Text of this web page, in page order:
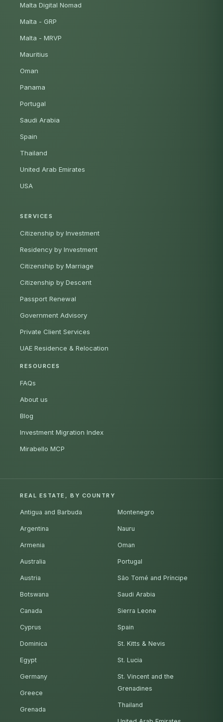
Malta Digital Nomad
Malta - GRP
Malta - MRVP
Mauritius
Oman
Panama
Portugal
Saudi Arabia
Spain
Thailand
United Arab Emirates
USA
SERVICES
Citizenship by Investment
Residency by Investment
Citizenship by Marriage
Citizenship by Descent
Passport Renewal
Government Advisory
Private Client Services
UAE Residence & Relocation
RESOURCES
FAQs
About us
Blog
Investment Migration Index
Mirabello MCP
REAL ESTATE, BY COUNTRY
Antigua and Barbuda
Argentina
Armenia
Australia
Austria
Botswana
Canada
Cyprus
Dominica
Egypt
Germany
Greece
Grenada
Montenegro
Nauru
Oman
Portugal
São Tomé and Príncipe
Saudi Arabia
Sierra Leone
Spain
St. Kitts & Nevis
St. Lucia
St. Vincent and the
Grenadines
Thailand